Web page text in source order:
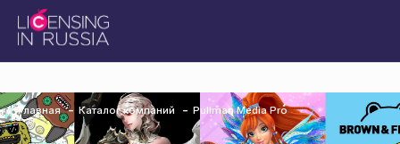
Главная Каталог компаний Pullman Media Pro